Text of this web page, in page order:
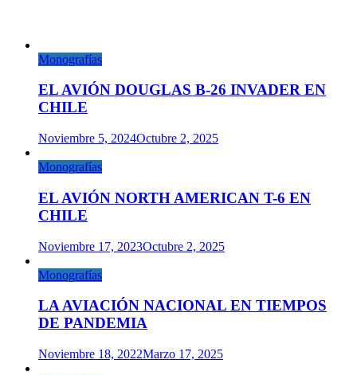
Monografías
EL AVIÓN DOUGLAS B-26 INVADER EN
CHILE
Noviembre 5, 2024Octubre 2, 2025
Monografías
EL AVIÓN NORTH AMERICAN T-6 EN
CHILE
Noviembre 17, 2023Octubre 2, 2025
Monografías
LA AVIACIÓN NACIONAL EN TIEMPOS
DE PANDEMIA
Noviembre 18, 2022Marzo 17, 2025